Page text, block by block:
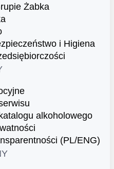
Żabka
i Higiena
alkoholowego
(PL/ENG)